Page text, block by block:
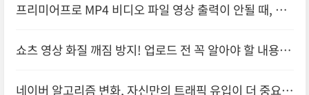
프리미어프로 MP4 비디오 파일 영상 출력이 안될 때, 무
쇼츠 영상 화질 깨짐 방지! 업로드 전 꼭 알아야 할 내용
네이버 알고리즘 변화, 자신만의 트래픽 유입이 더 중요해